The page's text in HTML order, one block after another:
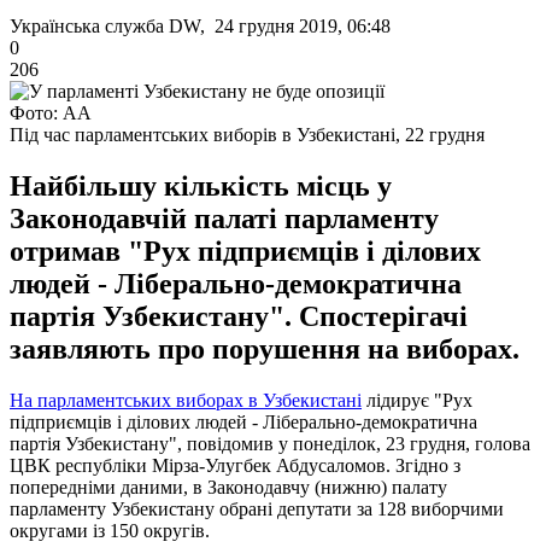
Українська служба DW, 24 грудня 2019, 06:48
0
206
Фото: АА
Під час парламентських виборів в Узбекистані, 22 грудня
Найбільшу кількість місць у
Законодавчій палаті парламенту
отримав "Рух підприємців і ділових
людей - Ліберально-демократична
партія Узбекистану". Спостерігачі
заявляють про порушення на виборах.
На парламентських виборах в Узбекистані лідирує "Рух
підприємців і ділових людей - Ліберально-демократична
партія Узбекистану", повідомив у понеділок, 23 грудня, голова
ЦВК республіки Мірза-Улугбек Абдусаломов. Згідно з
попередніми даними, в Законодавчу (нижню) палату
парламенту Узбекистану обрані депутати за 128 виборчими
округами із 150 округів.